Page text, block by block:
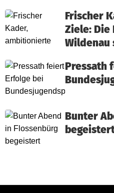
Frischer
Ziele: Die
Wildenau
Pressath
Bunter